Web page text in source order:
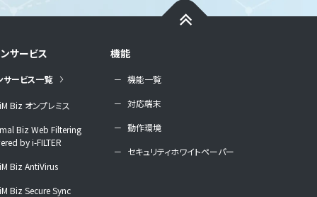
サービス
サービス一覧
Biz オンプレミス
Biz Web Filtering
by i-FILTER
Biz AntiVirus
Biz Secure Sync
機能
機能一覧
対応端末
動作環境
セキュリティホワイトペーパー